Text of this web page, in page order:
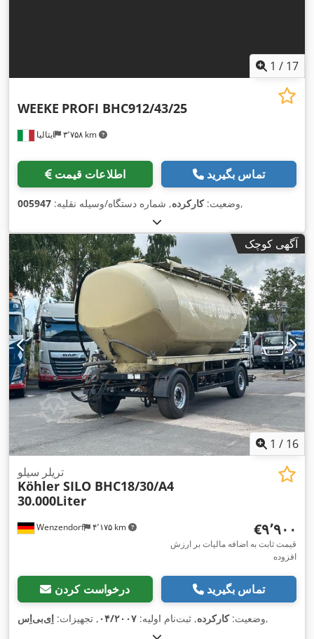
1 / 17
ایتالیا ۳٬۷۵۸ km
WEEKE PROFI BHC912/43/25
اطلاعات قیمت تماس بگیرید
وضعیت:کارکرده, شماره دستگاه/وسیله نقلیه: 005947 ,
آگهی کوچک
1 / 16
Wenzendorf ۴٬۱۷۵ km
تریلر سیلو
Köhler SILO BHC18/30/A4
30.000Liter
‎€۹٬۹۰۰
قیمت ثابت به اضافه مالیات بر ارزش
افزوده
درخواست کردن تماس بگیرید
وضعیت:کارکرده, ثبت‌نام اولیه: ۰۴/۲۰۰۷ , تجهیزات: ,